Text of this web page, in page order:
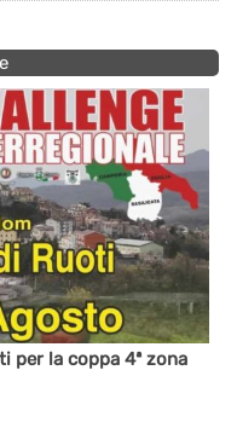
per la coppa 4ª zona